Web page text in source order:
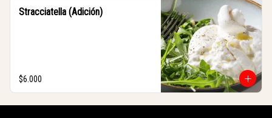
Stracciatella (Adición)
$6.000